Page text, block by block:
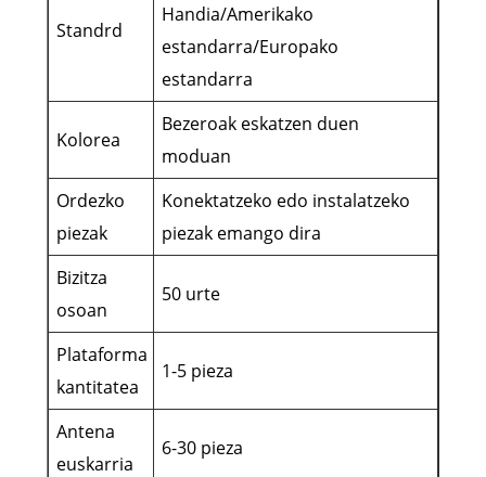
Standrd
Handia/Amerikako
estandarra/Europako
estandarra
Kolorea
Bezeroak eskatzen duen
moduan
Ordezko
piezak
Konektatzeko edo instalatzeko
piezak emango dira
Bizitza
osoan
50 urte
Plataforma
kantitatea
1-5 pieza
Antena
euskarria
6-30 pieza